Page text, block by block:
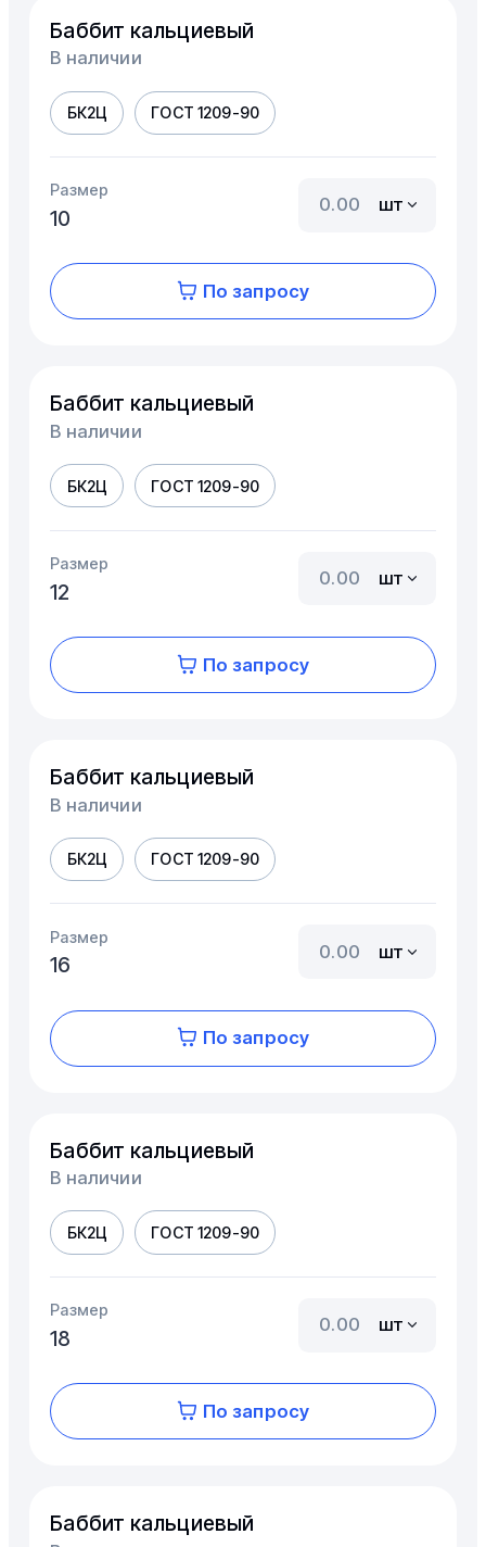
Баббит кальциевый
В наличии
БК2Ц ГОСТ 1209-90
Размер
10
шт
По запросу
Баббит кальциевый
В наличии
БК2Ц ГОСТ 1209-90
Размер
12
шт
По запросу
Баббит кальциевый
В наличии
БК2Ц ГОСТ 1209-90
Размер
16
шт
По запросу
Баббит кальциевый
В наличии
БК2Ц ГОСТ 1209-90
Размер
18
шт
По запросу
Баббит кальциевый